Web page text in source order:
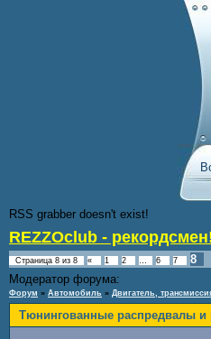
RSS grabber doesn't exist!
REZZOclub -
Страница 8 из 8 « 1 2 … 6 7
8
Модератор форума:
Форум » Автомобиль » Двигатель,
Тюнингованные распредвалы и